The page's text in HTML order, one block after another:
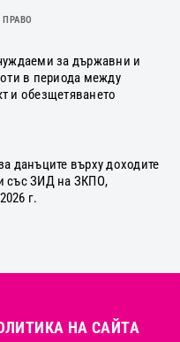
за държавни и
в периода между
и обезщетяването
данъците върху доходите
със ЗИД на ЗКПО,
г.
НА САЙТА